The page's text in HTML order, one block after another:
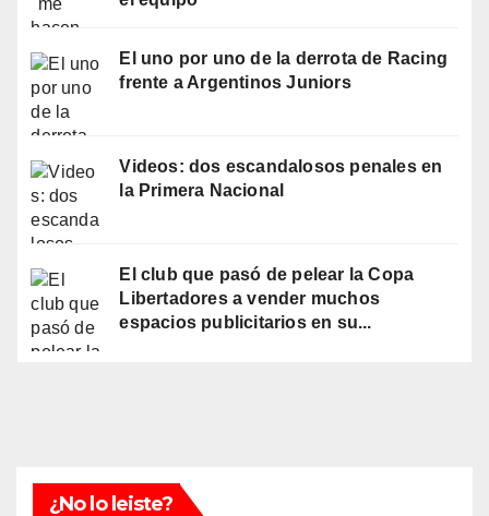
El uno por uno de la derrota de Racing
frente a Argentinos Juniors
Videos: dos escandalosos penales en
la Primera Nacional
El club que pasó de pelear la Copa
Libertadores a vender muchos
espacios publicitarios en su...
¿No lo leiste?